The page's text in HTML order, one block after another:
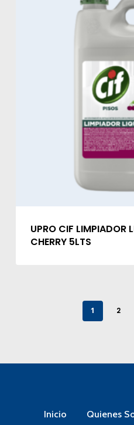
UPRO CIF LIMPIADOR
CHERRY 5LTS
1 2
Inicio Quienes